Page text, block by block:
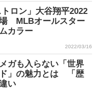
トロン」大谷翔平2022
MLBオールスター
カラー
2022/03/16
ガも入らない「世界
」の魅力とは 「歴
い